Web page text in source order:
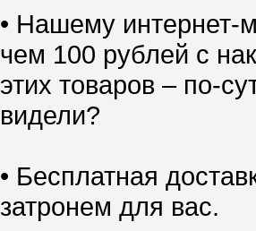
• Нашему интернет-
чем 100 рублей с
этих товаров – по-
видели?
• Бесплатная
затронем для вас.